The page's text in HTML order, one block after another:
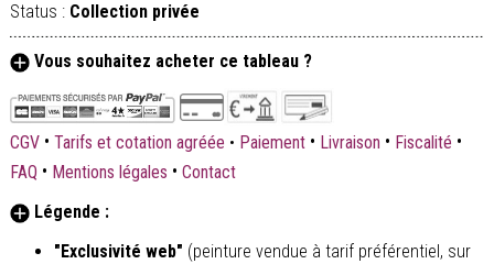
Status : Collection privée
Vous souhaitez acheter ce tableau ?
CGV • Tarifs et cotation agréée • Paiement • Livraison • Fiscalité •
FAQ • Mentions légales • Contact
Légende :
"Exclusivité web" (peinture vendue à tarif préférentiel, sur